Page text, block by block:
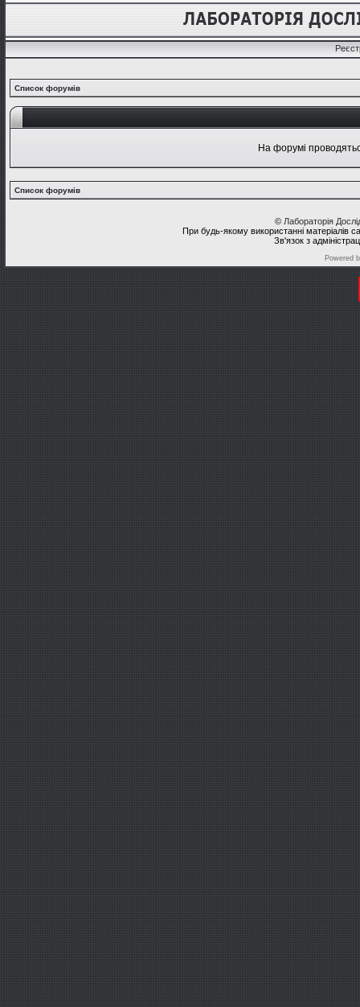
Список форумів
На форумі
Список форумів
© Лабораторія
При будь-якому використанні матеріалів
Зв'язок з
Powered